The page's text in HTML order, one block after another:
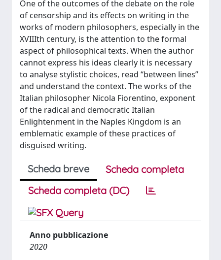
One of the outcomes of the debate on the role
of censorship and its effects on writing in the
works of modern philosophers, especially in the
XVIIIth century, is the attention to the formal
aspect of philosophical texts. When the author
cannot express his ideas clearly it is necessary
to analyse stylistic choices, read “between lines”
and understand the context. The works of the
Italian philosopher Nicola Fiorentino, exponent
of the radical and democratic Italian
Enlightenment in the Naples Kingdom is an
emblematic example of these practices of
disguised writing.
Scheda breve
Scheda completa
Scheda completa (DC)
Anno pubblicazione
2020